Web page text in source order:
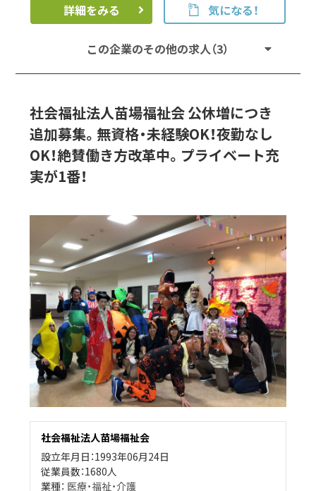
詳細をみる 気になる！
この企業のその他の求人（3）
社会福祉法人苗場福祉会 公休増につき
追加募集。無資格・未経験OK！夜勤なし
OK！絶賛働き方改革中。プライベート充
実が1番！
社会福祉法人苗場福祉会
設立年月日：1993年06月24日
従業員数：1680人
業種： 医療・福祉・介護